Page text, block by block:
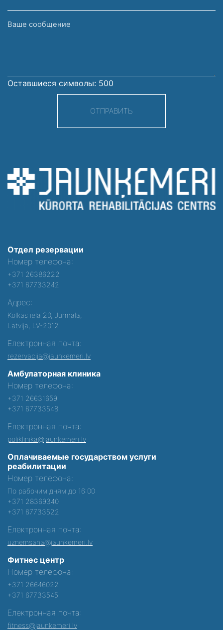
Ваше
Оставшиеся символы: 500
ОТПРАВИТЬ
Отдел резервации
Номер телефона:
+371 26386222
+371 67733242
Адрес:
Kolkas iela 20, Jūrmalā,
Latvija, LV-2012
Електронная почта:
rezervacija@jaunkemeri.lv
Амбулаторная клиника
Номер телефона:
+371 26631659
+371 67733548
Електронная почта:
poliklinika@jaunkemeri.lv
Оплачиваемые государством услуги
реабилитации
Номер телефона:
По рабочим дням до 16:00
+371 28369340
+371 67733522
Електронная почта:
uznemsana@jaunkemeri.lv
Фитнес центр
Номер телефона:
+371 26646022
+371 67733545
Електронная почта:
fitness@jaunkemeri.lv